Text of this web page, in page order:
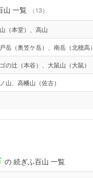
山 一覧 （13）
（本堂）、高山
岳（奥笠ケ岳）、南岳（北穂高）
の辻（本谷）、大鼠山（大鼠）
山、高幡山（佐古）
の 続ぎふ百山 一覧